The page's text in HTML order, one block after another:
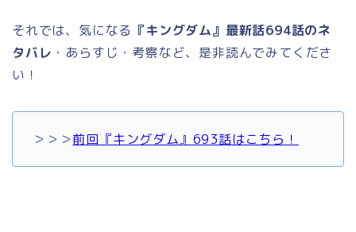
それでは、気になる 『キングダム』最新話694話のネ
タバレ ・あらすじ・考察など、是非読んでみてくださ
い！
＞＞＞前回『キングダム』693話はこちら！